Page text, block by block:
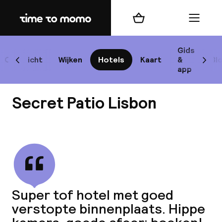
Home
Overzicht Wijken Hotels Kaart
Gids
&
app
Scroll naar links
Winkelmand Menu
Secret Patio Lisbon
Super tof hotel met goed
verstopte binnenplaats. Hippe